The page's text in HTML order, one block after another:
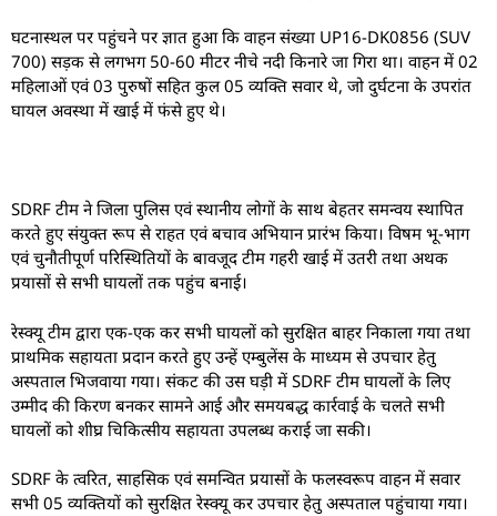
घटनास्थल पर पहुंचने पर ज्ञात हुआ कि वाहन संख्या UP16-DK0856 (SUV
700) सड़क से लगभग 50-60 मीटर नीचे नदी किनारे जा गिरा था। वाहन में 02
महिलाओं एवं 03 पुरुषों सहित कुल 05 व्यक्ति सवार थे, जो दुर्घटना के उपरांत
घायल अवस्था में खाई में फंसे हुए थे।
SDRF टीम ने जिला पुलिस एवं स्थानीय लोगों के साथ बेहतर समन्वय स्थापित
करते हुए संयुक्त रूप से राहत एवं बचाव अभियान प्रारंभ किया। विषम भू-भाग
एवं चुनौतीपूर्ण परिस्थितियों के बावजूद टीम गहरी खाई में उतरी तथा अथक
प्रयासों से सभी घायलों तक पहुंच बनाई।
रेस्क्यू टीम द्वारा एक-एक कर सभी घायलों को सुरक्षित बाहर निकाला गया तथा
प्राथमिक सहायता प्रदान करते हुए उन्हें एम्बुलेंस के माध्यम से उपचार हेतु
अस्पताल भिजवाया गया। संकट की उस घड़ी में SDRF टीम घायलों के लिए
उम्मीद की किरण बनकर सामने आई और समयबद्ध कार्रवाई के चलते सभी
घायलों को शीघ्र चिकित्सीय सहायता उपलब्ध कराई जा सकी।
SDRF के त्वरित, साहसिक एवं समन्वित प्रयासों के फलस्वरूप वाहन में सवार
सभी 05 व्यक्तियों को सुरक्षित रेस्क्यू कर उपचार हेतु अस्पताल पहुंचाया गया।